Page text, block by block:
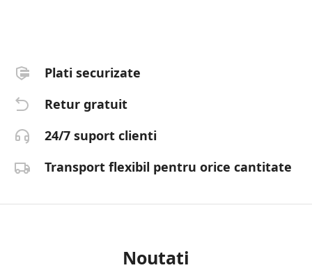
Plati securizate
Retur gratuit
24/7 suport clienti
Transport flexibil pentru orice cantitate
Noutati